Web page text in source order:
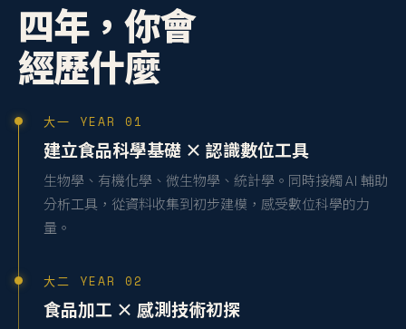
四年，你會
經歷什麼
大一 YEAR 01
建立食品科學基礎 × 認識數位工具
生物學、有機化學、微生物學、統計學。同時接觸 AI 輔助
分析工具，從資料收集到初步建模，感受數位科學的力
量。
大二 YEAR 02
食品加工 × 感測技術初探